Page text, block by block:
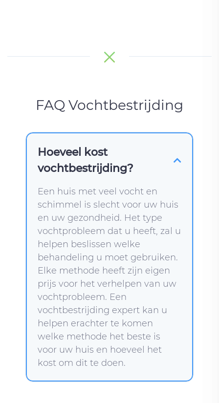
FAQ Vochtbestrijding
Hoeveel kost
vochtbestrijding?
Een huis met veel vocht en
schimmel is slecht voor uw huis
en uw gezondheid. Het type
vochtprobleem dat u heeft, zal u
helpen beslissen welke
behandeling u moet gebruiken.
Elke methode heeft zijn eigen
prijs voor het verhelpen van uw
vochtprobleem. Een
vochtbestrijding expert kan u
helpen erachter te komen
welke methode het beste is
voor uw huis en hoeveel het
kost om dit te doen.